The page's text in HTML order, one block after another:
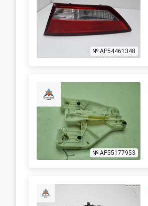
№ AP54461348
№ AP55177953